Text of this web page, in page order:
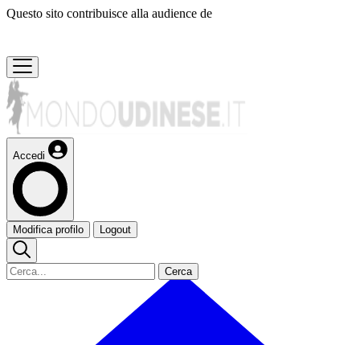
Questo sito contribuisce alla audience de
Accedi
Modifica profilo Logout
Cerca